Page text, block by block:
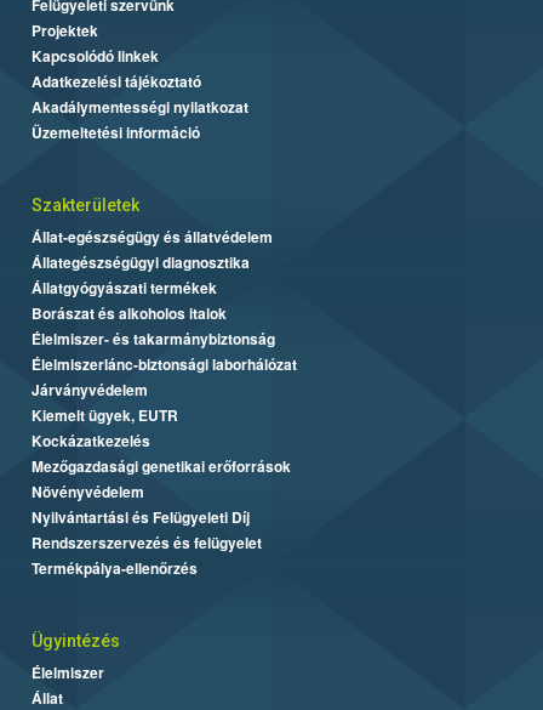
Felügyeleti szervünk
Projektek
Kapcsolódó linkek
Adatkezelési tájékoztató
Akadálymentességi nyilatkozat
Üzemeltetési információ
Szakterületek
Állat-egészségügy és állatvédelem
Állategészségügyi diagnosztika
Állatgyógyászati termékek
Borászat és alkoholos italok
Élelmiszer- és takarmánybiztonság
Élelmiszerlánc-biztonsági laborhálózat
Járványvédelem
Kiemelt ügyek, EUTR
Kockázatkezelés
Mezőgazdasági genetikai erőforrások
Növényvédelem
Nyilvántartási és Felügyeleti Díj
Rendszerszervezés és felügyelet
Termékpálya-ellenőrzés
Ügyintézés
Élelmiszer
Állat